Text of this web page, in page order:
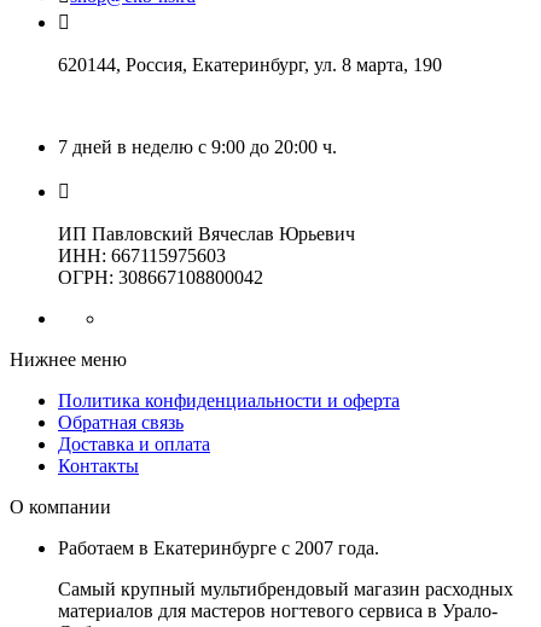
620144, Россия, Екатеринбург, ул. 8 марта, 190
7 дней в неделю с 9:00 до 20:00 ч.
ИП Павловский Вячеслав Юрьевич
ИНН: 667115975603
ОГРН: 308667108800042
Нижнее меню
Политика конфиденциальности и оферта
Обратная связь
Доставка и оплата
Контакты
О компании
Работаем в Екатеринбурге с 2007 года.
Самый крупный мультибрендовый магазин расходных
материалов для мастеров ногтевого сервиса в Урало-